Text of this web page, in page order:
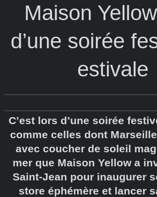
Maison
d’une soirée
estivale
C’est lors d’une soirée
comme celles dont
avec coucher de soleil
mer que Maison Yellow a
Saint-Jean pour inaugurer
store éphémère et lancer